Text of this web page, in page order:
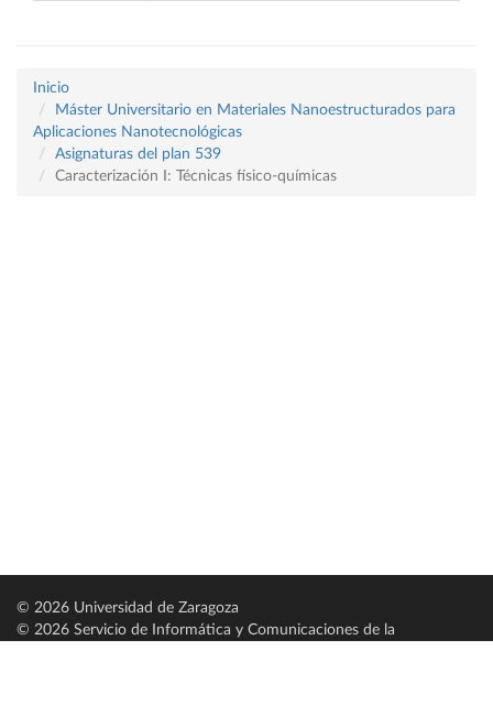
Inicio
Máster Universitario en Materiales Nanoestructurados para
Aplicaciones Nanotecnológicas
Asignaturas del plan 539
Caracterización I: Técnicas físico-químicas
© 2026 Universidad de Zaragoza
© 2026 Servicio de Informática y Comunicaciones de la